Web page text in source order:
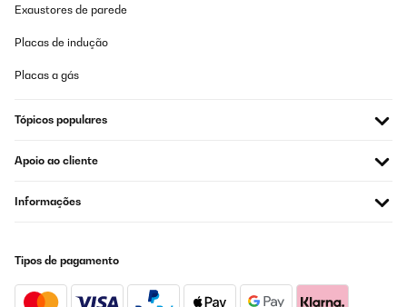
Exaustores de parede
Placas de indução
Placas a gás
Tópicos populares
Apoio ao cliente
Informações
Tipos de pagamento